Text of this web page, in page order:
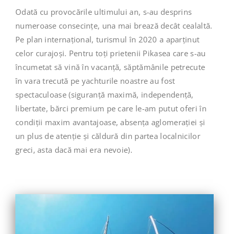
Odată cu provocările ultimului an, s-au desprins
numeroase consecințe, una mai brează decât cealaltă.
Pe plan internațional, turismul în 2020 a aparținut
celor curajoși. Pentru toți prietenii Pikasea care s-au
încumetat să vină în vacanță, săptămânile petrecute
în vara trecută pe yachturile noastre au fost
spectaculoase (siguranță maximă, independență,
libertate, bărci premium pe care le-am putut oferi în
condiții maxim avantajoase, absența aglomerației și
un plus de atenție și căldură din partea localnicilor
greci, asta dacă mai era nevoie).